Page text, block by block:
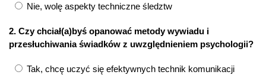
Nie, wolę aspekty techniczne śledztw
2. Czy chciał(a)byś opanować metody wywiadu i
przesłuchiwania świadków z uwzględnieniem psychologii?
Tak, chcę uczyć się efektywnych technik komunikacji